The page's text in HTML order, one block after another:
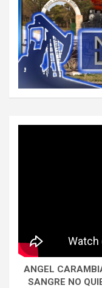
ANGEL
SANGRE NO